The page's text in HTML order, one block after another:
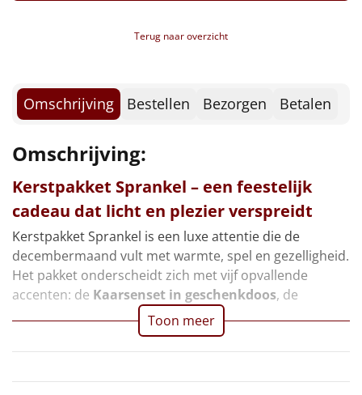
Borrelplank
Slowcooker POPULAIR
Noodradio
Deken (fleece plaid)
Alle artikelen
Overige
Ideeën
Doe het zelf
Fudge, 110 gr
Bruschetta tomato & mozzarella, 70 gr
Kerstkoekjes, 80 gr
Verpakt in een feestelijke kerstdoos, 39 x 29 x 17,5
Terug naar overzicht
Omschrijving Bestellen Bezorgen Betalen
Omschrijving:
Kerstpakket Sprankel – een feestelijk
cadeau dat licht en plezier verspreidt
Kerstpakket Sprankel is een luxe attentie die de
decembermaand vult met warmte, spel en gezelligheid.
Het pakket onderscheidt zich met vijf opvallende
accenten: de Kaarsenset in geschenkdoos, de
Toon meer